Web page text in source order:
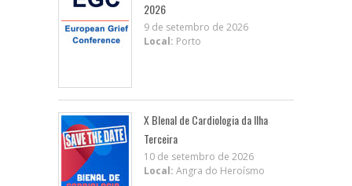
2026
9 de setembro de 2026
Local: Porto
X BIenal de Cardiologia da Ilha
Terceira
10 de setembro de 2026
Local: Angra do Heroísmo